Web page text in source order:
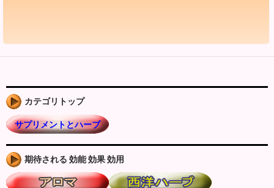
カテゴリトップ
サプリメントとハーブ
期待される 効能 効果 効用